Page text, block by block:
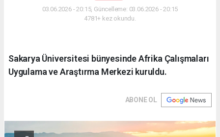
03.06.2026 - 20:15, Güncelleme: 03.06.2026 - 20:15
4781+ kez okundu.
Sakarya Üniversitesi bünyesinde Afrika Çalışmaları
Uygulama ve Araştırma Merkezi kuruldu.
ABONE OL